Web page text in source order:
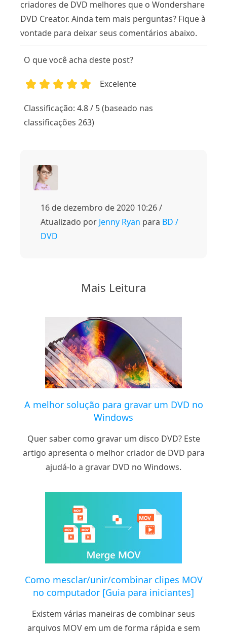
criadores de DVD melhores que o Wondershare
DVD Creator. Ainda tem mais perguntas? Fique à
vontade para deixar seus comentários abaixo.
O que você acha deste post?
Excelente
Classificação: 4.8 / 5 (baseado nas
classificações 263)
16 de dezembro de 2020 10:26 /
Atualizado por Jenny Ryan para BD /
DVD
Mais Leitura
A melhor solução para gravar um DVD no
Windows
Quer saber como gravar um disco DVD? Este
artigo apresenta o melhor criador de DVD para
ajudá-lo a gravar DVD no Windows.
Como mesclar/unir/combinar clipes MOV
no computador [Guia para iniciantes]
Existem várias maneiras de combinar seus
arquivos MOV em um de forma rápida e sem